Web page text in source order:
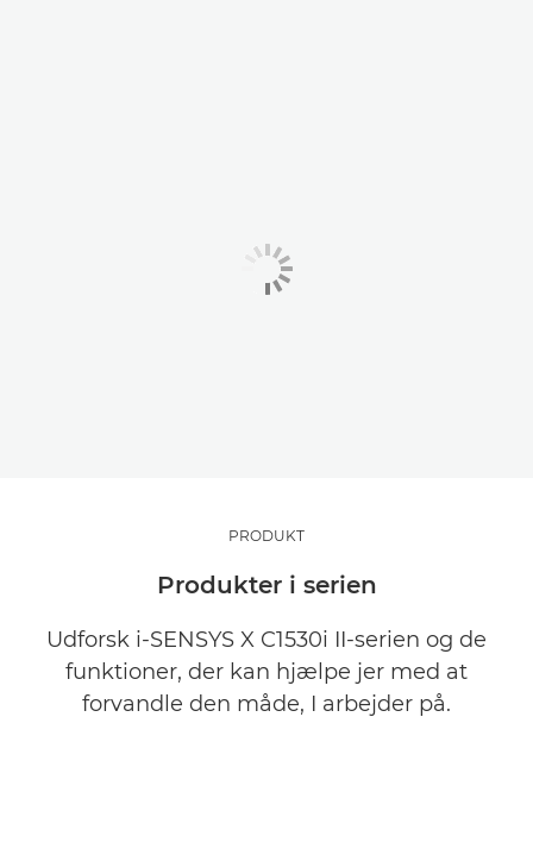
PRODUKT
Produkter i serien
Udforsk i-SENSYS X C1530i II-serien og de
funktioner, der kan hjælpe jer med at
forvandle den måde, I arbejder på.